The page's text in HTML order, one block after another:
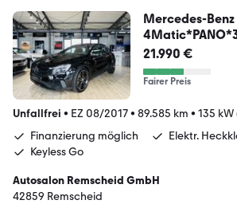
Mercedes-Benz
ER*DISTRONIC*
21.990 €
Fairer Preis
Unfallfrei • EZ 08/2017• 89.585 km • 135 kW
Finanzierung möglich
Elektr.
Keyless Go
Autosalon Remscheid GmbH
42859 Remscheid